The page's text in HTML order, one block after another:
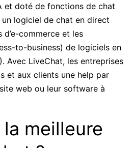
et doté de fonctions de chat
logiciel de chat en direct
commerce et les
to-business) de logiciels en
Avec LiveChat, les entreprises
et aux clients une help par
web ou leur software à
meilleure